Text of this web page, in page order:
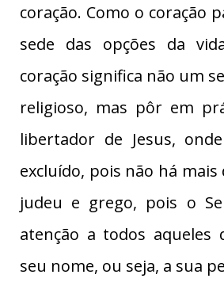
coração. Como o coração
sede das opções da
coração significa não um
religioso, mas pôr em
libertador de Jesus,
excluído, pois não há
judeu e grego, pois o
atenção a todos aqueles
seu nome, ou seja, a sua